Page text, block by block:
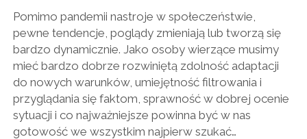
Pomimo pandemii nastroje w społeczeństwie,
pewne tendencje, poglądy zmieniają lub tworzą się
bardzo dynamicznie. Jako osoby wierzące musimy
mieć bardzo dobrze rozwiniętą zdolność adaptacji
do nowych warunków, umiejętność filtrowania i
przyglądania się faktom, sprawność w dobrej ocenie
sytuacji i co najważniejsze powinna być w nas
gotowość we wszystkim najpierw szukać…